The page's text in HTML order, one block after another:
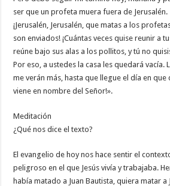
ser que un profeta muera fuera de Jerusalén.
¡Jerusalén, Jerusalén, que matas a los
son enviados! ¡Cuántas veces quise reunir a
reúne bajo sus alas a los pollitos, y tú no
Por eso, a ustedes la casa les quedará vacía.
me verán más, hasta que llegue el día en que
viene en nombre del Señor!».
Meditación
¿Qué nos dice el texto?
El evangelio de hoy nos hace sentir el
peligroso en el que Jesús vivía y trabajaba.
había matado a Juan Bautista, quiera matar a